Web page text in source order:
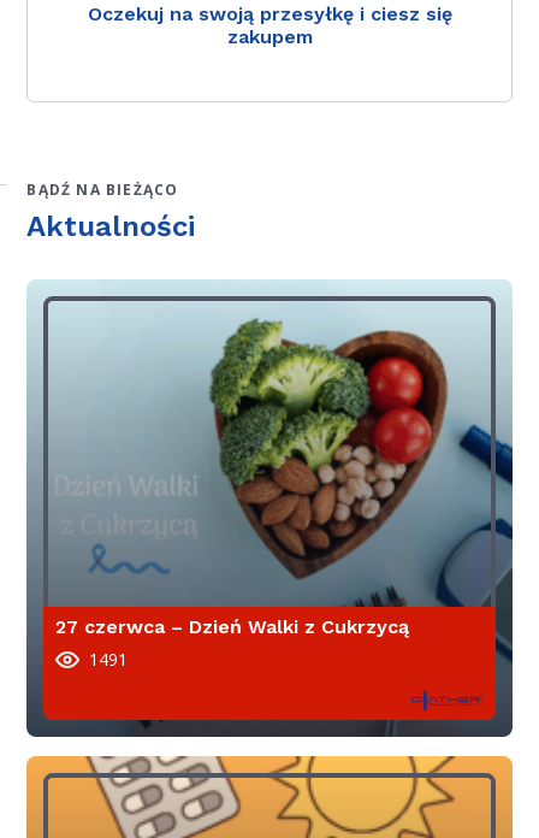
Oczekuj na swoją przesyłkę i ciesz się
zakupem
BĄDŹ NA BIEŻĄCO
Aktualności
27 czerwca – Dzień Walki z Cukrzycą
1491